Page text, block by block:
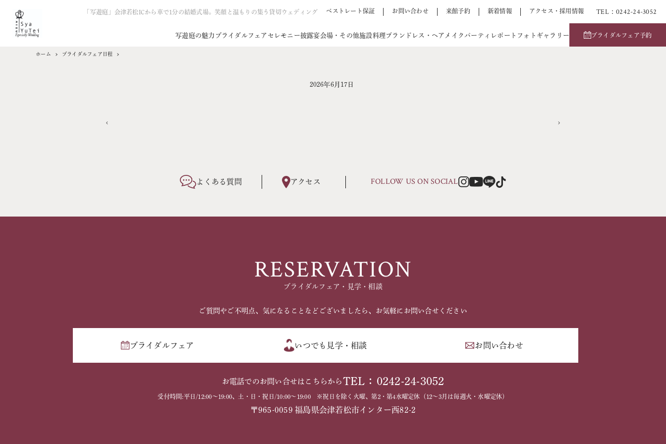
「写遊庭」会津若松ICから車で1分の結婚式場。笑顔と温もりの集う貸切ウェディング ベストレート保証 お問い合わせ 来館予約 新着情報 アクセス・採用情報 TEL：0242-24-3052
写遊庭の魅力 ブライダルフェア セレモニー披露宴会場・その他施設料理 プラン ドレス・ヘアメイク パーティレポート フォトギャラリー ブライダルフェア予約
ホーム ブライダルフェア日程
2026年6月17日
よくある質問 アクセス FOLLOW US ON SOCIAL
RESERVATION
ブライダルフェア・見学・相談
ご質問やご不明点、気になることなどございましたら、お気軽にお問い合せください
ブライダルフェア いつでも見学・相談 お問い合わせ
お電話でのお問い合せはこちらから TEL：0242-24-3052
受付時間:平日/12:00～19:00、土・日・祝日/10:00～19:00 ※祝日を除く火曜、第2・第4水曜定休（12～3月は毎週火・水曜定休）
〒965-0059 福島県会津若松市インター西82-2